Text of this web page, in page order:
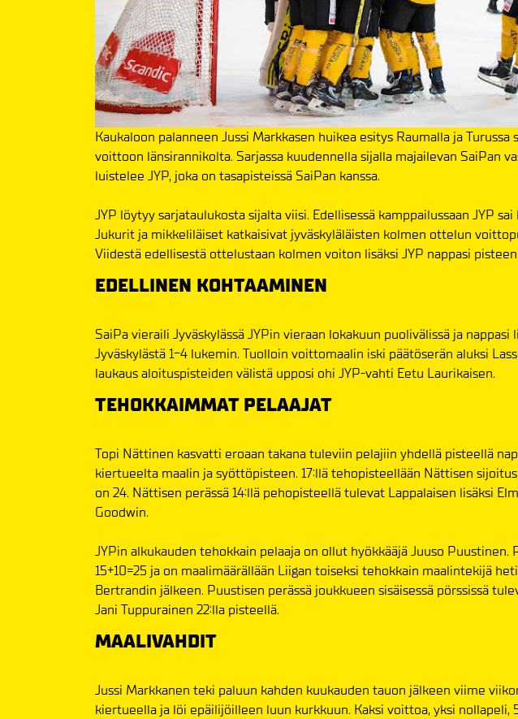
Kaukaloon palanneen Jussi Markkasen huikea esitys Raumalla ja
voittoon länsirannikolta. Sarjassa kuudennella sijalla majailevan SaiPan
luistelee JYP, joka on tasapisteissä SaiPan kanssa.
JYP löytyy sarjataulukosta sijalta viisi. Edellisessä kamppailussaan JYP
Jukurit ja mikkeliläiset katkaisivat jyväskyläläisten kolmen ottelun
Viidestä edellisestä ottelustaan kolmen voiton lisäksi JYP nappasi pisteen
EDELLINEN KOHTAAMINEN
SaiPa vieraili Jyväskylässä JYPin vieraan lokakuun puolivälissä ja nappasi
Jyväskylästä 1-4 lukemin. Tuolloin voittomaalin iski päätöserän aluksi
laukaus aloituspisteiden välistä upposi ohi JYP-vahti Eetu Laurikaisen.
TEHOKKAIMMAT PELAAJAT
Topi Nättinen kasvatti eroaan takana tuleviin pelajiin yhdellä pisteellä
kiertueelta maalin ja syöttöpisteen. 17:llä tehopisteellään Nättisen
on 24. Nättisen perässä 14:llä pehopisteellä tulevat Lappalaisen lisäksi
Goodwin.
JYPin alkukauden tehokkain pelaaja on ollut hyökkääjä Juuso
15+10=25 ja on maalimäärällään Liigan toiseksi tehokkain maalintekijä
Bertrandin jälkeen. Puustisen perässä joukkueen sisäisessä pörssissä
Jani Tuppurainen 22:lla pisteellä.
MAALIVAHDIT
Jussi Markkanen teki paluun kahden kuukauden tauon jälkeen viime
kiertueella ja löi epäilijöilleen luun kurkkuun. Kaksi voittoa, yksi nollapeli,